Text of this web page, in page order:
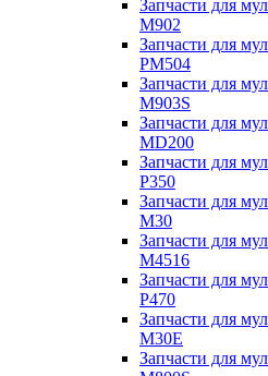
Запчасти для
M902
Запчасти для
PM504
Запчасти для
M903S
Запчасти для
MD200
Запчасти для
P350
Запчасти для
M30
Запчасти для
M4516
Запчасти для
P470
Запчасти для
M30E
Запчасти для